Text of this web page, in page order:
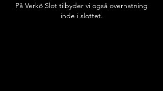
På Verkö Slot tilbyder vi også overnatning
inde i slottet.